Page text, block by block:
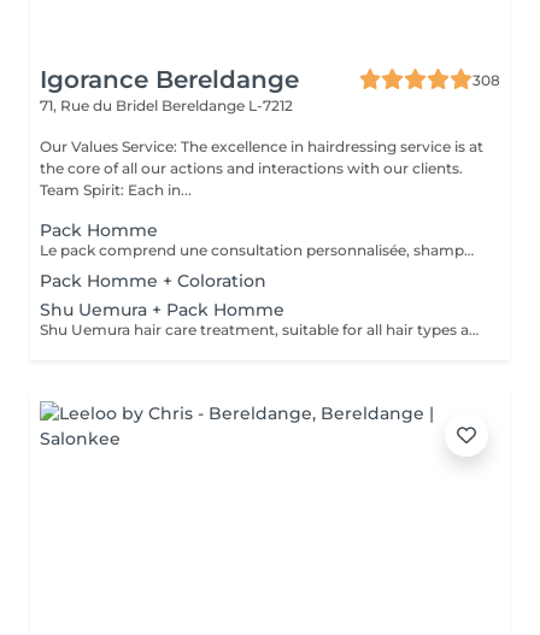
Igorance Bereldange
308
71, Rue du Bridel Bereldange L-7212
Our Values Service: The excellence in hairdressing service is at
the core of all our actions and interactions with our clients.
Team Spirit: Each in...
Pack Homme
Le pack comprend une consultation personnalisée, shampooing et conditionneur spécifiques REDKEN, la coupe IGORANCE (finitions sur cheveux secs ) et les produits de styling REDKEN * Tarifs à titre indicatifs à confirmer après la consultation personnalisée établit auprès de votre coiffeur/stylist/spécialiste * La direction se réserve le droit d’apporter des modifications pour le bon fonctionnement du salon
Pack Homme + Coloration
Shu Uemura + Pack Homme
Shu Uemura hair care treatment, suitable for all hair types and scalp + Styling Homme Prices are indicative and subject to confirmation after a personalized consultation with your hairdresser/stylist/specialist. Management reserves the right to make modifications for the smooth operation of the salon.